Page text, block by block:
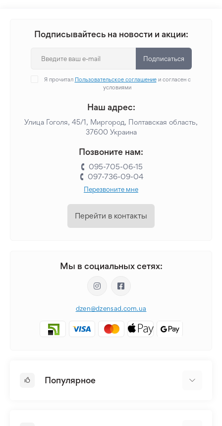
Подписывайтесь на новости и акции:
Подписаться
Я прочитал Пользовательское соглашениеи согласен с
условиями
Наш адрес:
Улица Гоголя, 45/1, Миргород, Полтавская область,
37600 Украина
Позвоните нам:
095-705-06-15
097-736-09-04
Перезвоните мне
Перейти в контакты
Мы в социальных сетях:
dzen@dzensad.com.ua
Популярное